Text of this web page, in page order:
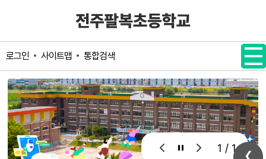
로그인 사이트맵 통합검색
1 / 1